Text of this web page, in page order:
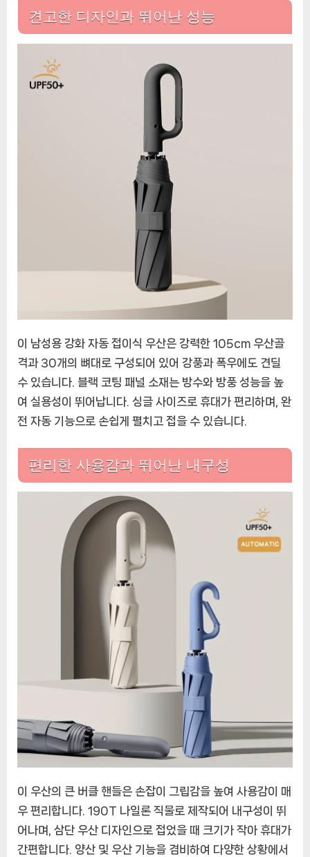
화
견고한 디자인과 뛰어난 성능
이 남성용 강화 자동 접이식 우산은 강력한 105cm 우산골
격과 30개의 뼈대로 구성되어 있어 강풍과 폭우에도 견딜
수 있습니다. 블랙 코팅 패널 소재는 방수와 방풍 성능을 높
여 실용성이 뛰어납니다. 싱글 사이즈로 휴대가 편리하며, 완
전 자동 기능으로 손쉽게 펼치고 접을 수 있습니다.
편리한 사용감과 뛰어난 내구성
이 우산의 큰 버클 핸들은 손잡이 그립감을 높여 사용감이 매
우 편리합니다. 190T 나일론 직물로 제작되어 내구성이 뛰
어나며, 삼단 우산 디자인으로 접었을 때 크기가 작아 휴대가
간편합니다. 양산 및 우산 기능을 겸비하여 다양한 상황에서